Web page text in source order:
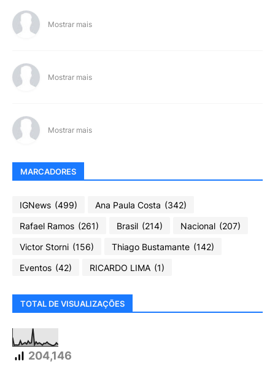
Mostrar mais
Mostrar mais
Mostrar mais
MARCADORES
IGNews (499) Ana Paula Costa (342)
Rafael Ramos (261) Brasil (214) Nacional (207)
Victor Storni (156) Thiago Bustamante (142)
Eventos (42) RICARDO LIMA (1)
TOTAL DE VISUALIZAÇÕES
204,146